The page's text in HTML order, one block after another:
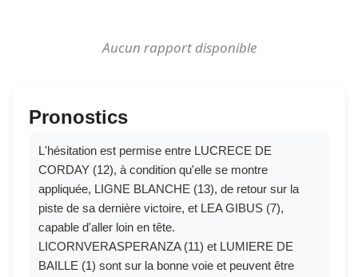
Aucun rapport disponible
Pronostics
L'hésitation est permise entre LUCRECE DE
CORDAY (12), à condition qu'elle se montre
appliquée, LIGNE BLANCHE (13), de retour sur la
piste de sa dernière victoire, et LEA GIBUS (7),
capable d'aller loin en tête.
LICORNVERASPERANZA (11) et LUMIERE DE
BAILLE (1) sont sur la bonne voie et peuvent être